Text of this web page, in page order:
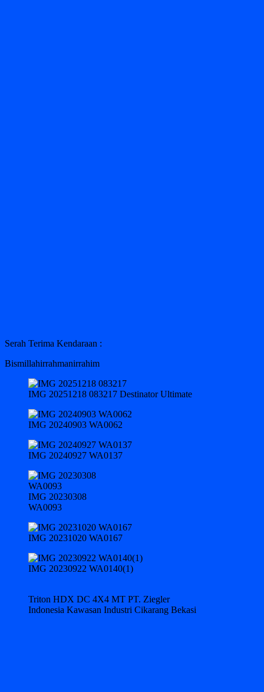
Serah Terima Kendaraan :
Bismillahirrahmanirrahim
IMG 20251218 083217 Destinator Ultimate
IMG 20240903 WA0062
IMG 20240927 WA0137
IMG 20230308
WA0093
IMG 20231020 WA0167
IMG 20230922 WA0140(1)
Triton HDX DC 4X4 MT PT. Ziegler
Indonesia Kawasan Industri Cikarang Bekasi